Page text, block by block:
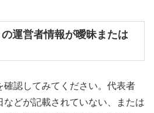
運営者情報が曖昧または
確認してみてください。代表者
どが記載されていない、または